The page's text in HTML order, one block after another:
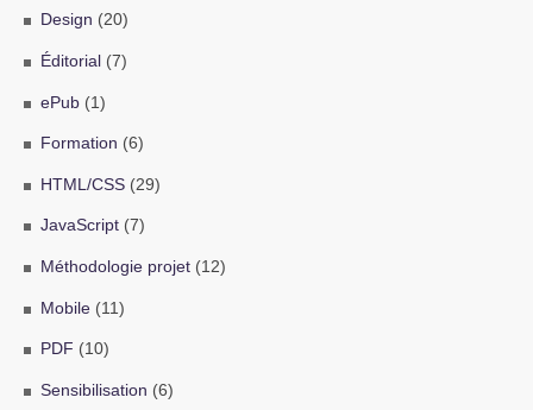
Design (20)
Éditorial (7)
ePub(1)
Formation (6)
HTML/CSS(29)
JavaScript(7)
Méthodologie projet(12)
Mobile(11)
PDF (10)
Sensibilisation (6)